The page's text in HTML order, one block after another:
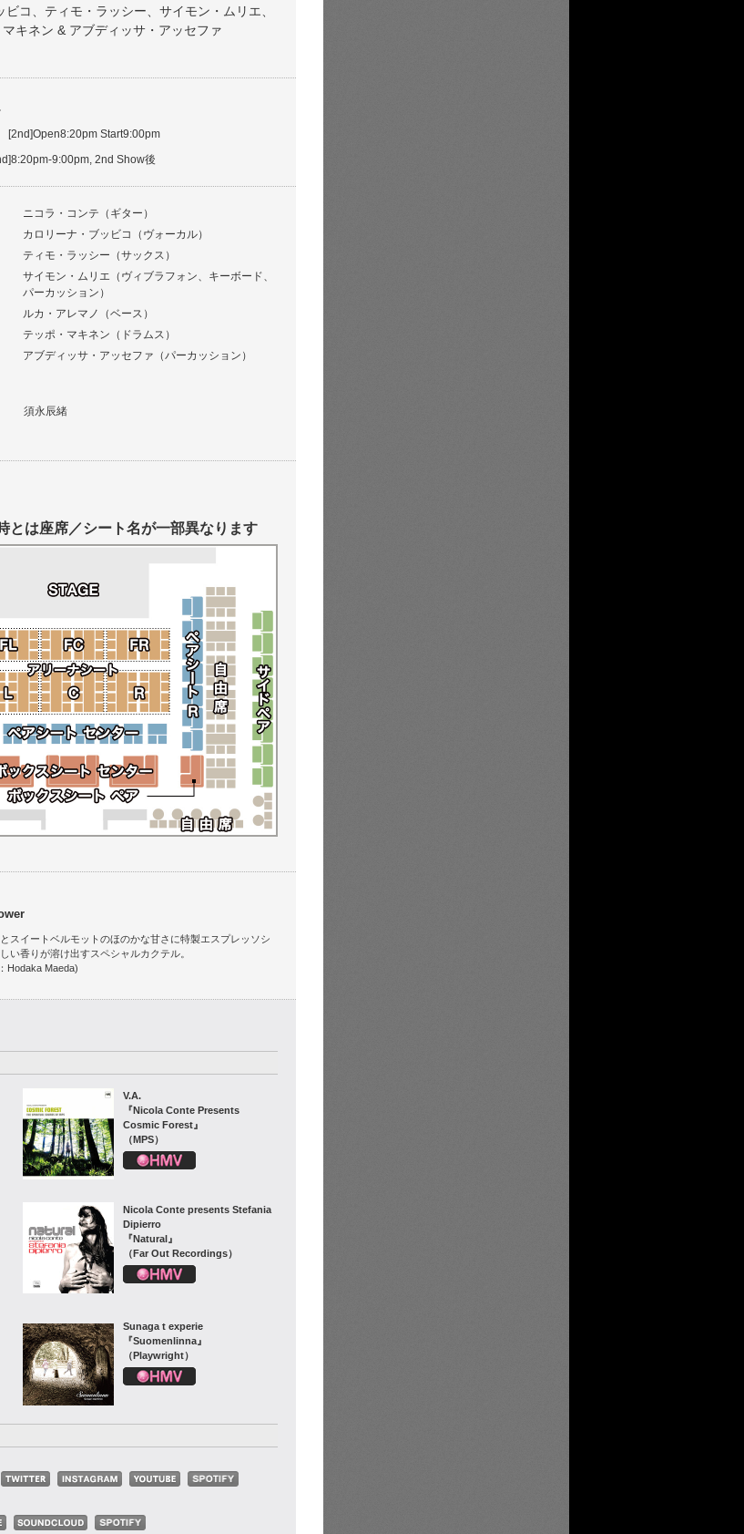
コ、ティモ・ラッシー、サイモン・ムリエ、
キネン & アブディッサ・アッセファ
[2nd]Open8:20pm Start9:00pm
9:00pm, 2nd Show後
ニコラ・コンテ（ギター）
カロリーナ・ブッビコ（ヴォーカル）
ティモ・ラッシー（サックス）
サイモン・ムリエ（ヴィブラフォン、キーボード、
パーカッション）
ルカ・アレマノ（ベース）
テッポ・マキネン（ドラムス）
アブディッサ・アッセファ（パーカッション）
須永辰緒
とは座席／シート名が一部異なります
スイートベルモットのほのかな甘さに特製エスプレッソシ
い香りが溶け出すスペシャルカクテル。
Hodaka Maeda)
V.A.
『Nicola Conte Presents
Cosmic Forest』
（MPS）
Nicola Conte presents Stefania
Dipierro
『Natural』
（Far Out Recordings）
Sunaga t experie
『Suomenlinna』
（Playwright）